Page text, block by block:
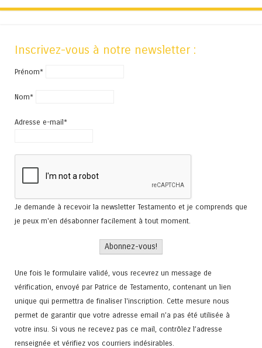
Inscrivez-vous à notre newsletter :
Prénom*
Nom*
Adresse e-mail*
Je demande à recevoir la newsletter Testamento et je comprends que
je peux m'en désabonner facilement à tout moment.
Une fois le formulaire validé, vous recevrez un message de
vérification, envoyé par Patrice de Testamento, contenant un lien
unique qui permettra de finaliser l'inscription. Cette mesure nous
permet de garantir que votre adresse email n’a pas été utilisée à
votre insu. Si vous ne recevez pas ce mail, contrôlez l’adresse
renseignée et vérifiez vos courriers indésirables.